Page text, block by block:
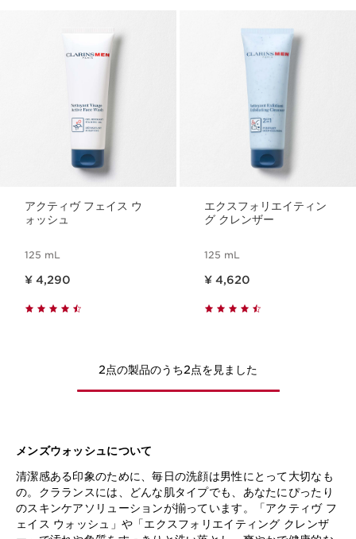
アクティヴ フェイス ウ
ォッシュ
125 mL
¥ 4,290
エクスフォリエイティン
グ クレンザー
125 mL
¥ 4,620
2点の製品のうち2点を見ました
メンズウォッシュについて
清潔感ある印象のために、毎日の洗顔は男性にとって大切なも
の。クラランスには、どんな肌タイプでも、あなたにぴったり
のスキンケアソリューションが揃っています。「アクティヴ フ
ェイス ウォッシュ」や「エクスフォリエイティング クレンザ